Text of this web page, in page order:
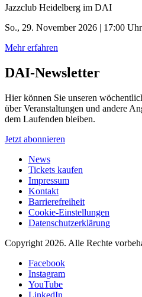
Jazzclub Heidelberg im DAI
So., 29. November 2026 | 17:00 Uhr
Mehr erfahren
DAI-Newsletter
Hier können Sie unseren
über Veranstaltungen und andere
dem Laufenden bleiben.
Jetzt abonnieren
News
Tickets kaufen
Impressum
Kontakt
Barrierefreiheit
Cookie-Einstellungen
Datenschutzerklärung
Copyright 2026. Alle Rechte
Facebook
Instagram
YouTube
LinkedIn